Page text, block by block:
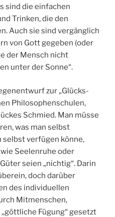
sind die einfachen
Trinken, die den
Auch sie sind vergänglich
von Gott gegeben (oder
der Mensch nicht
unter der Sonne“.
zur „Glücks-
Philosophenschulen,
Schmied. Man müsse
was man selbst
selbst verfügen könne,
Seelenruhe oder
seien „nichtig“. Darin
doch darüber
des individuellen
Mitmenschen,
Fügung“ gesetzt